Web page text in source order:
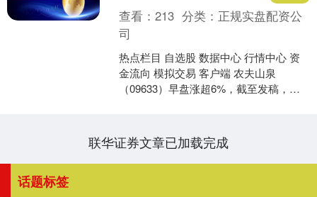
查看：213 分类： 正规实盘配资公
司
热点栏目 自选股 数据中心 行情中心 资
金流向 模拟交易 客户端 农夫山泉
（09633）早盘涨超6%，截至发稿，股
联华证券文章已加载完成
话题标签